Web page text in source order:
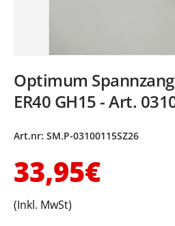
Optimum
ER40 GH15 - Art.
Art.nr: SM.P-03100115SZ26
Normaler
33,95€
(Inkl. MwSt)